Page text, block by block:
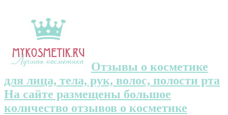
Отзывы о косметике
для лица, тела, рук, волос, полости рта
На сайте размещены большое
количество отзывов о косметике